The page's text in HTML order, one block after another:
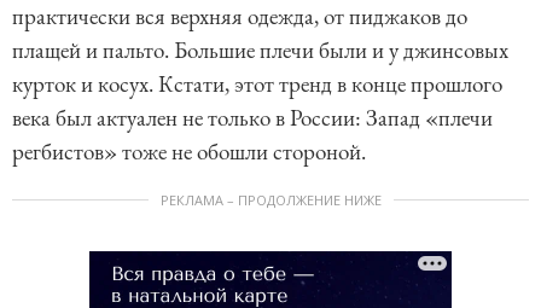
практически вся верхняя одежда, от пиджаков до
плащей и пальто. Большие плечи были и у джинсовых
курток и косух. Кстати, этот тренд в конце прошлого
века был актуален не только в России: Запад «плечи
регбистов» тоже не обошли стороной.
РЕКЛАМА – ПРОДОЛЖЕНИЕ НИЖЕ